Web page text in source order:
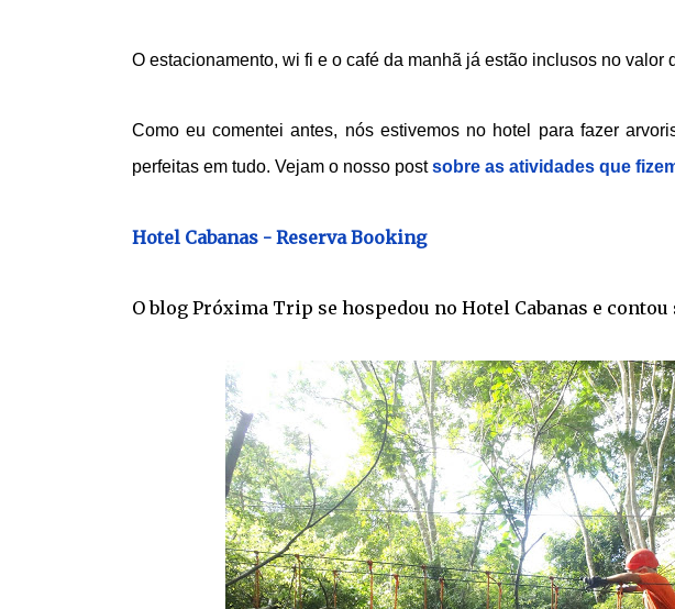
O estacionamento, wi fi e o café da manhã já estão inclusos no valor
Como eu comentei antes, nós estivemos no hotel para fazer
perfeitas em tudo. Vejam o nosso postsobre as atividades que
Hotel Cabanas - Reserva Booking
O blog Próxima Trip se hospedou no Hotel Cabanas e